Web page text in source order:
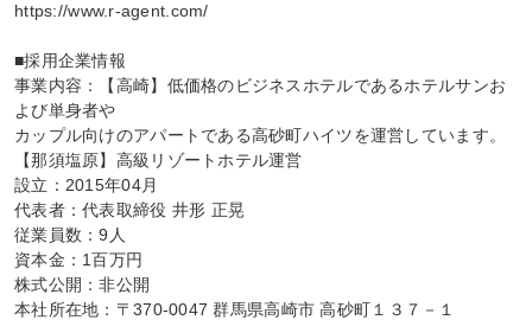
https://www.r-agent.com/
■採用企業情報
事業内容：【高崎】低価格のビジネスホテルであるホテルサンお
よび単身者や
カップル向けのアパートである高砂町ハイツを運営しています。
【那須塩原】高級リゾートホテル運営
設立：2015年04月
代表者：代表取締役 井形 正晃
従業員数：9人
資本金：1百万円
株式公開：非公開
本社所在地：〒370-0047 群馬県高崎市 高砂町１３７－１